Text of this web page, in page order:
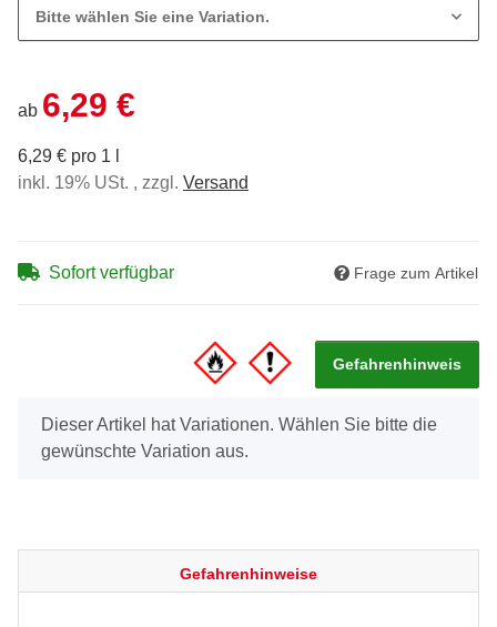
Bitte wählen Sie eine Variation.
ab 6,29 €
6,29 € pro 1 l
inkl. 19% USt. , zzgl. Versand
Sofort verfügbar Frage zum Artikel
Gefahrenhinweis
xDieser Artikel hat Variationen. Wählen Sie bitte die
gewünschte Variation aus.
Gefahrenhinweise